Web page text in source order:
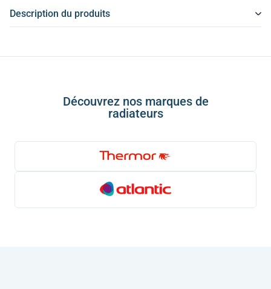
Description du produits
Découvrez nos marques de
radiateurs